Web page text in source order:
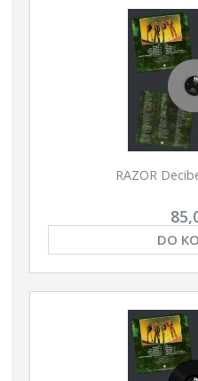
RAZOR
DO